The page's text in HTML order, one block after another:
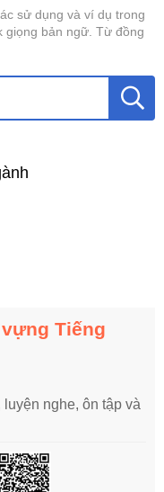
sử dụng và ví dụ trong
giọng bản ngữ. Từ đồng
Tiếng
nghe, ôn tập và